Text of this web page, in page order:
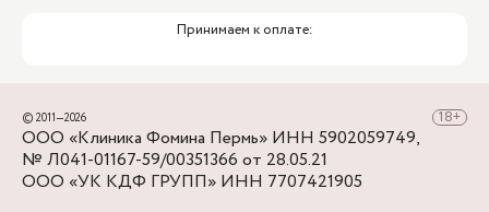
Принимаем к оплате:
© 2011—2026
ООО «Клиника Фомина Пермь» ИНН 5902059749,
№ Л041-01167-59/00351366 от 28.05.21
ООО «УК КДФ ГРУПП» ИНН 7707421905